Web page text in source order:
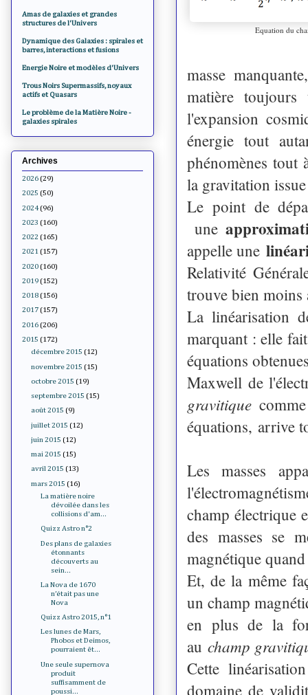
Equation du
masse
matière toujours
l'expansion
énergie tout
phénomènes tout
la gravitation
Le point de
une
appelle une
Relativité
trouve bien
La linéarisation
marquant : elle
équations
Maxwell de
gravitique
équations, arrive
Les masses
champ électrique
des masses se
magnétique
Et, de la même
un champ
en plus de la
au champ
Cette
domaine de
Amas de galaxies et grandes
structures de l'Univers
Dynamique des Galaxies : spirales et
barres, interactions et fusions
Energie Noire et modèles d'Univers
Trous Noirs Supermassifs, noyaux
actifs et Quasars
Le problème de la Matière Noire -
galaxies spirales
Archives
2026 (29)
2025 (50)
2024 (96)
2023 (160)
2022 (165)
2021 (157)
2020 (160)
2019 (152)
2018 (156)
2017 (157)
2016 (206)
2015 (172)
décembre 2015 (12)
novembre 2015 (15)
octobre 2015 (19)
septembre 2015 (15)
août 2015 (9)
juillet 2015 (12)
juin 2015 (12)
mai 2015 (15)
avril 2015 (13)
mars 2015 (16)
La matière noire
dévoilée dans les
collisions d'am...
Quizz Astro n°2
Des plans de galaxies
étonnants
découverts au
sein...
La Nova de 1670
n’était pas une
Nova
Quizz Astro 2015, n°1
Les lunes de Mars,
Phobos et Deimos,
pourraient êt...
Une seule supernova
produit
suffisamment de
poussi...